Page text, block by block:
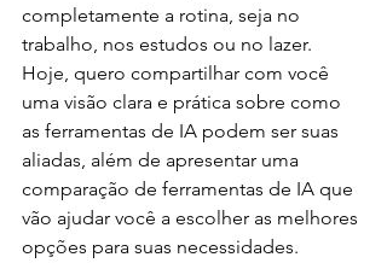
completamente a rotina, seja no
trabalho, nos estudos ou no lazer.
Hoje, quero compartilhar com você
uma visão clara e prática sobre como
as ferramentas de IA podem ser suas
aliadas, além de apresentar uma
comparação de ferramentas de IA que
vão ajudar você a escolher as melhores
opções para suas necessidades.